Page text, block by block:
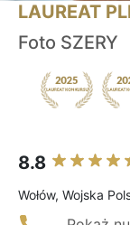
LAUREAT
Foto SZERY
8.8
Wołów, Wojska